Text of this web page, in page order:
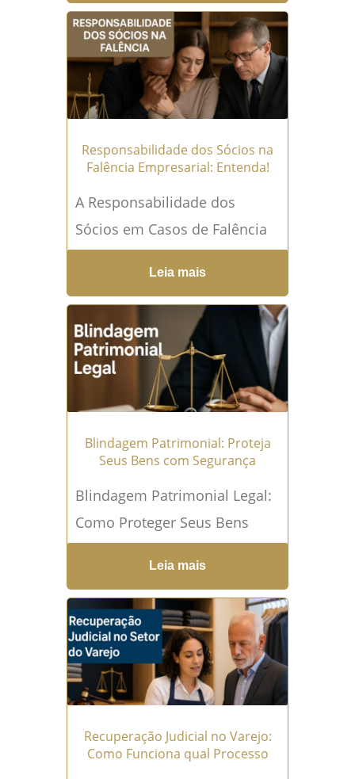
contexto, a responsabilidade
dos administradores ganha...
Leia mais →
Responsabilidade dos Sócios na
Falência Empresarial: Entenda!
A Responsabilidade dos
Sócios em Casos de Falência
Empresarial A falência de uma
empresa é um evento que
gera inúmeras consequências
jurídicas...Leia mais →
Leia mais
Blindagem Patrimonial: Proteja
Seus Bens com Segurança
Blindagem Patrimonial Legal:
Como Proteger Seus Bens
Sem Cair na Malha Fina
Entenda como proteger seu
patrimônio de riscos judiciais
e fiscais...Leia mais →
Leia mais
Recuperação Judicial no Varejo:
Como Funciona qual Processo